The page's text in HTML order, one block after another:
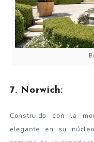
7. Norwich:
Construido con la
elegante en su